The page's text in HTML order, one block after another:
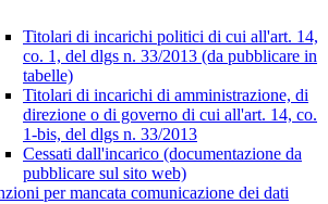
Titolari di incarichi politici di cui all'art. 14,
co. 1, del dlgs n. 33/2013 (da pubblicare in
tabelle)
Titolari di incarichi di amministrazione, di
direzione o di governo di cui all'art. 14, co.
1-bis, del dlgs n. 33/2013
Cessati dall'incarico (documentazione da
pubblicare sul sito web)
per mancata comunicazione dei dati